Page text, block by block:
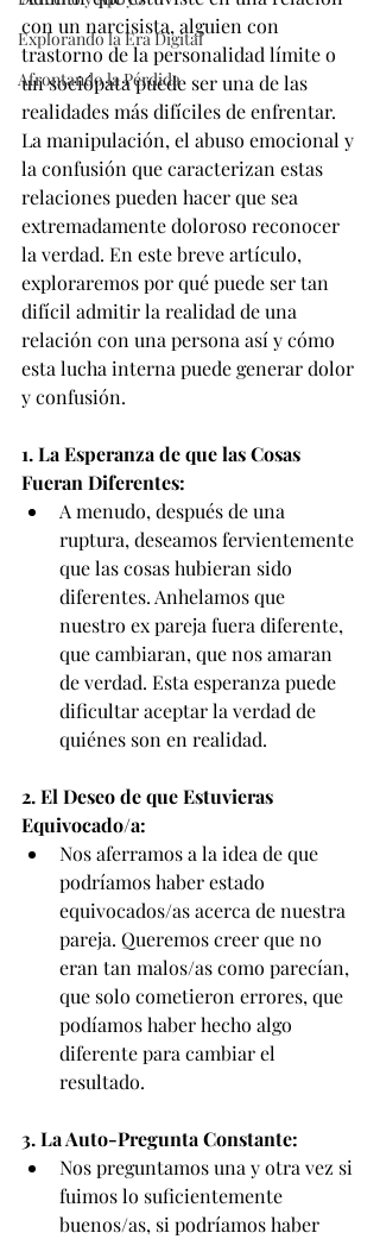
Explorando la Era Digital
Afrontando la Pérdida
con un narcisista, alguien con
trastorno de la personalidad límite o
un sociópata puede ser una de las
realidades más difíciles de enfrentar.
La manipulación, el abuso emocional y
la confusión que caracterizan estas
relaciones pueden hacer que sea
extremadamente doloroso reconocer
la verdad. En este breve artículo,
exploraremos por qué puede ser tan
difícil admitir la realidad de una
relación con una persona así y cómo
esta lucha interna puede generar dolor
y confusión.
1. La Esperanza de que las Cosas
Fueran Diferentes:
A menudo, después de una
ruptura, deseamos fervientemente
que las cosas hubieran sido
diferentes. Anhelamos que
nuestro ex pareja fuera diferente,
que cambiaran, que nos amaran
de verdad. Esta esperanza puede
dificultar aceptar la verdad de
quiénes son en realidad.
2. El Deseo de que Estuvieras
Equivocado/a:
Nos aferramos a la idea de que
podríamos haber estado
equivocados/as acerca de nuestra
pareja. Queremos creer que no
eran tan malos/as como parecían,
que solo cometieron errores, que
podíamos haber hecho algo
diferente para cambiar el
resultado.
3. La Auto-Pregunta Constante:
Nos preguntamos una y otra vez si
fuimos lo suficientemente
buenos/as, si podríamos haber